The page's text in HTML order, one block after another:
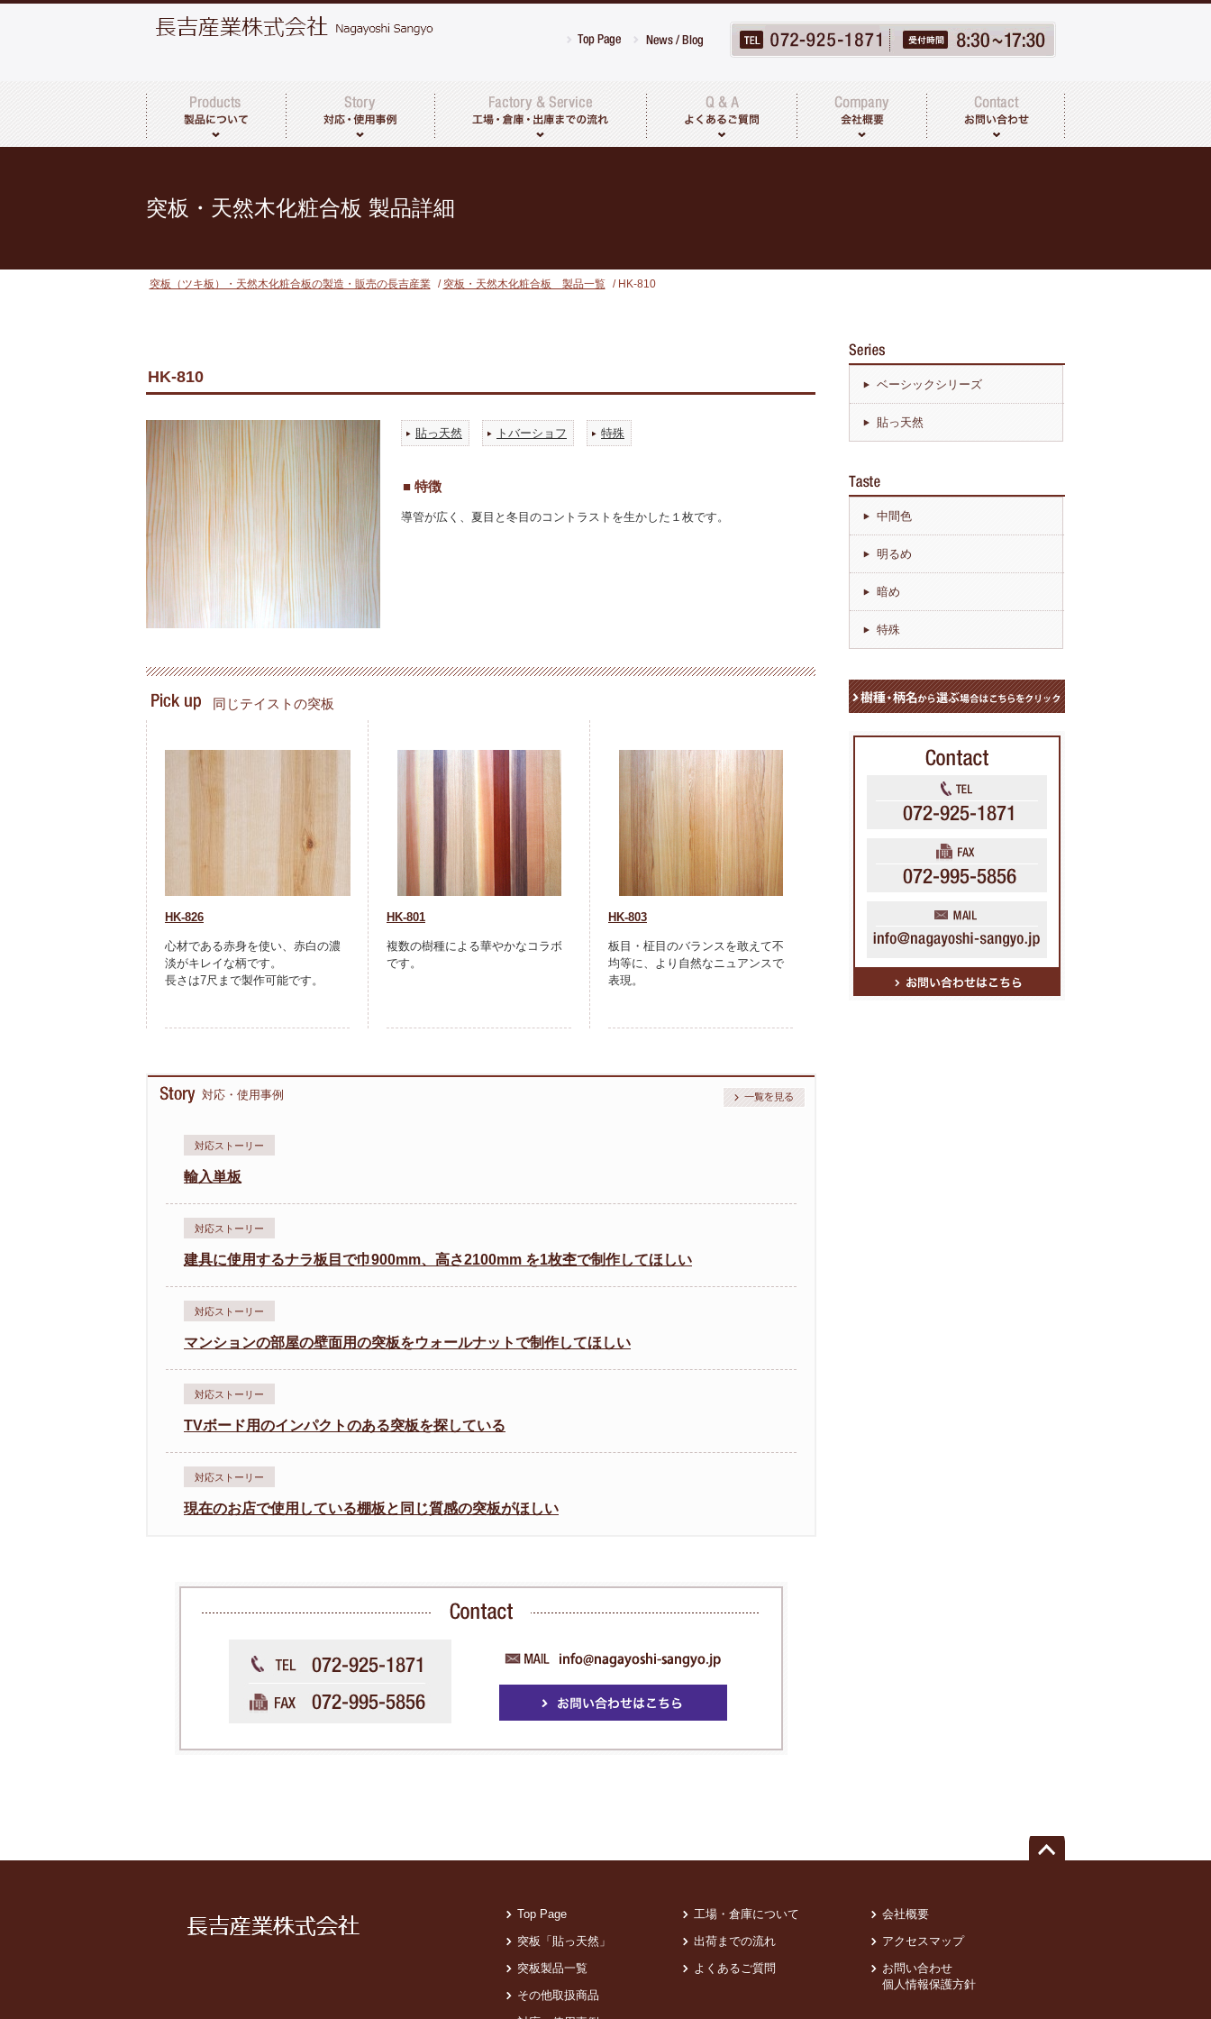
突板・天然木化粧合板 製品詳細
突板（ツキ板）・天然木化粧合板の製造・販売の長吉産業 / 突板・天然木化粧合板 製品一覧 / HK-810
HK-810
貼っ天然 トバーショフ 特殊
■ 特徴
導管が広く、夏目と冬目のコントラストを生かした１枚です。
同じテイストの突板
HK-826
心材である赤身を使い、赤白の濃
淡がキレイな柄です。
長さは7尺まで製作可能です。
HK-801
複数の樹種による華やかなコラボ
です。
HK-803
板目・柾目のバランスを敢えて不
均等に、より自然なニュアンスで
表現。
対応・使用事例
対応ストーリー
輸入単板
対応ストーリー
建具に使用するナラ板目で巾900mm、高さ2100mm を1枚杢で制作してほしい
対応ストーリー
マンションの部屋の壁面用の突板をウォールナットで制作してほしい
対応ストーリー
TVボード用のインパクトのある突板を探している
対応ストーリー
現在のお店で使用している棚板と同じ質感の突板がほしい
ベーシックシリーズ
貼っ天然
中間色
明るめ
暗め
特殊
Top Page
突板「貼っ天然」
突板製品一覧
その他取扱商品
工場・倉庫について
出荷までの流れ
よくあるご質問
会社概要
アクセスマップ
お問い合わせ
個人情報保護方針